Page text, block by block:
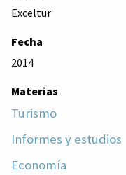
Exceltur
Fecha
2014
Materias
Turismo
Informes y estudios
Economía